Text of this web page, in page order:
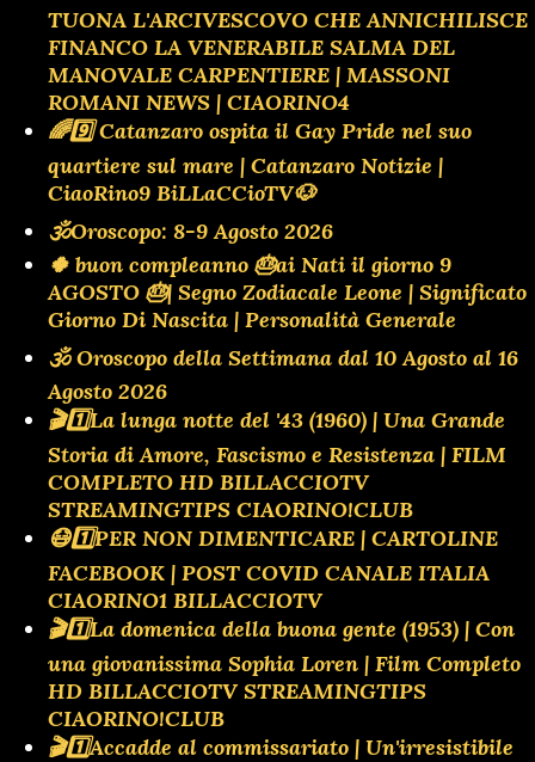
TUONA L'ARCIVESCOVO CHE ANNICHILISCE
FINANCO LA VENERABILE SALMA DEL
MANOVALE CARPENTIERE | MASSONI
ROMANI NEWS | CIAORINO4
🌈9️⃣ Catanzaro ospita il Gay Pride nel suo
quartiere sul mare | Catanzaro Notizie |
CiaoRino9 BiLLaCCioTV🐶
🕉Oroscopo: 8-9 Agosto 2026
🍀 buon compleanno 🎂ai Nati il giorno 9
AGOSTO 🎂| Segno Zodiacale Leone | Significato
Giorno Di Nascita | Personalità Generale
🕉 Oroscopo della Settimana dal 10 Agosto al 16
Agosto 2026
🎬1️⃣La lunga notte del '43 (1960) | Una Grande
Storia di Amore, Fascismo e Resistenza | FILM
COMPLETO HD BILLACCIOTV
STREAMINGTIPS CIAORINO!CLUB
😷1️⃣PER NON DIMENTICARE | CARTOLINE
FACEBOOK | POST COVID CANALE ITALIA
CIAORINO1 BILLACCIOTV
🎬1️⃣La domenica della buona gente (1953) | Con
una giovanissima Sophia Loren | Film Completo
HD BILLACCIOTV STREAMINGTIPS
CIAORINO!CLUB
🎬1️⃣Accadde al commissariato | Un'irresistibile